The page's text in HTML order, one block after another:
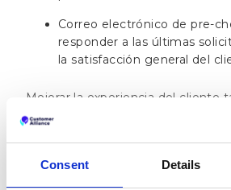
Consent Details
Correo electrónico de pre-
responder a las últimas
la satisfacción general del
Mejorar la experiencia del cliente
enriquecer sus servicios. Veamos